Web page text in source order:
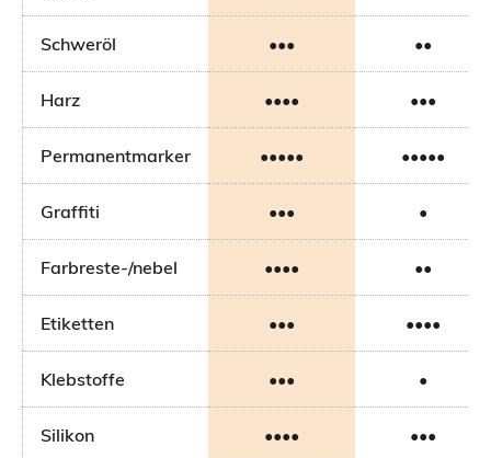
Schweröl ••• ••
Harz •••• •••
Permanentmarker ••••• •••••
Graffiti ••• •
Farbreste-/nebel •••• ••
Etiketten ••• ••••
Klebstoffe ••• •
Silikon •••• •••